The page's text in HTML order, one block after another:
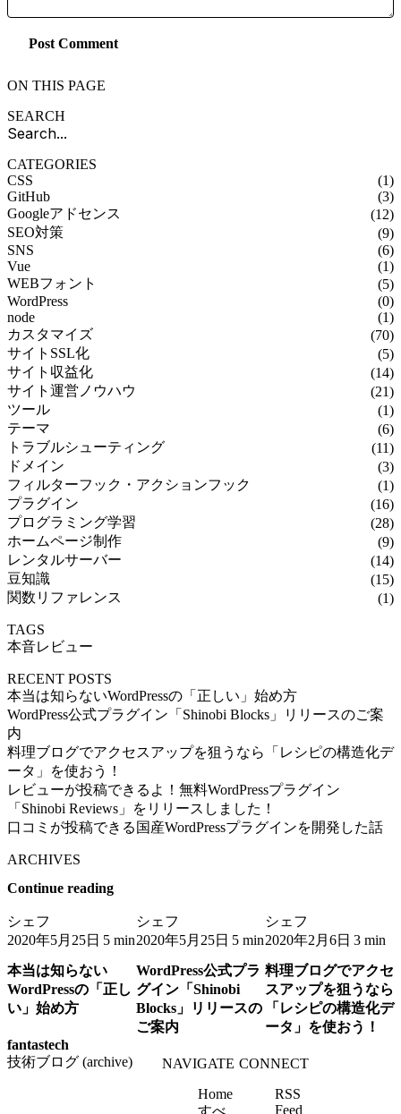
Post Comment
ON THIS PAGE
SEARCH
CATEGORIES
CSS
(1)
GitHub
(3)
Googleアドセンス
(12)
SEO対策
(9)
SNS
(6)
Vue
(1)
WEBフォント
(5)
WordPress
(0)
node
(1)
カスタマイズ
(70)
サイトSSL化
(5)
サイト収益化
(14)
サイト運営ノウハウ
(21)
ツール
(1)
テーマ
(6)
トラブルシューティング
(11)
ドメイン
(3)
フィルターフック・アクションフック
(1)
プラグイン
(16)
プログラミング学習
(28)
ホームページ制作
(9)
レンタルサーバー
(14)
豆知識
(15)
関数リファレンス
(1)
TAGS
本音レビュー
RECENT POSTS
本当は知らないWordPressの「正しい」始め方
WordPress公式プラグイン「Shinobi Blocks」リリースのご案
内
料理ブログでアクセスアップを狙うなら「レシピの構造化デ
ータ」を使おう！
レビューが投稿できるよ！無料WordPressプラグイン
「Shinobi Reviews」をリリースしました！
口コミが投稿できる国産WordPressプラグインを開発した話
ARCHIVES
Continue reading
シェフ
2020年5月25日 5 min
本当は知らない
WordPressの「正し
い」始め方
シェフ
2020年5月25日 5 min
WordPress公式プラ
グイン「Shinobi
Blocks」リリースの
ご案内
シェフ
2020年2月6日 3 min
料理ブログでアクセ
スアップを狙うなら
「レシピの構造化デ
ータ」を使おう！
fantastech
技術ブログ (archive)
NAVIGATE
Home
CONNECT
RSS
Feed